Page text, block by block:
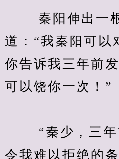
秦阳伸出一根
道：“我秦阳可以
你告诉我三年前
可以饶你一次！”
“秦少，三年
令我难以拒绝的